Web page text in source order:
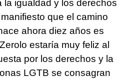
la igualdad y los derechos
que el camino
ahora diez años es
estaría muy feliz al
por los derechos y la
LGTB se consagran